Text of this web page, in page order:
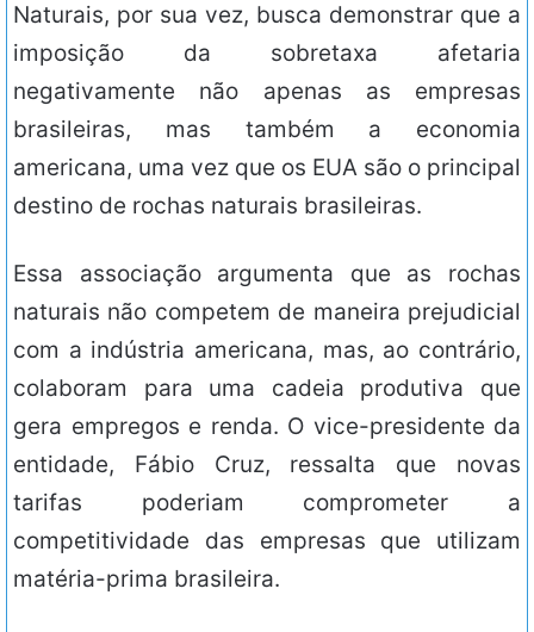
Naturais, por sua vez, busca demonstrar que a
imposição da sobretaxa afetaria
negativamente não apenas as empresas
brasileiras, mas também a economia
americana, uma vez que os EUA são o principal
destino de rochas naturais brasileiras.
Essa associação argumenta que as rochas
naturais não competem de maneira prejudicial
com a indústria americana, mas, ao contrário,
colaboram para uma cadeia produtiva que
gera empregos e renda. O vice-presidente da
entidade, Fábio Cruz, ressalta que novas
tarifas poderiam comprometer a
competitividade das empresas que utilizam
matéria-prima brasileira.